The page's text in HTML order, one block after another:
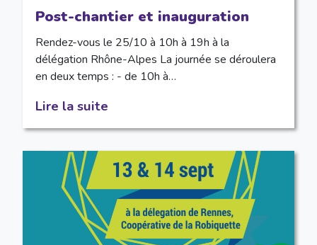
Post-chantier et inauguration
Rendez-vous le 25/10 à 10h à 19h à la
délégation Rhône-Alpes La journée se déroulera
en deux temps : - de 10h à…
Lire la suite